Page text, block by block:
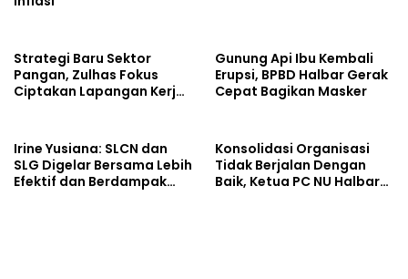
Strategi Baru Sektor
Pangan, Zulhas Fokus
Ciptakan Lapangan Kerja
Gunung Api Ibu Kembali
Erupsi, BPBD Halbar Gerak
Cepat Bagikan Masker
Irine Yusiana: SLCN dan
SLG Digelar Bersama Lebih
Efektif dan Berdampak
Konsolidasi Organisasi
Tidak Berjalan Dengan
Baik, Ketua PC NU Halbar